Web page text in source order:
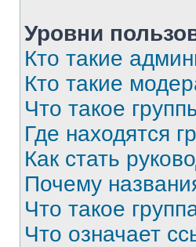
Уровни
Кто такие
Кто такие
Что такое
Где находятся
Как стать
Почему
Что такое
Что означает